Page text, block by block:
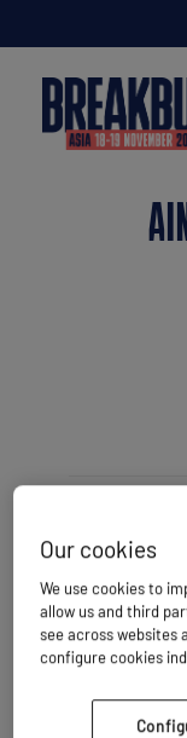
月，是一家
非独家全球
谷，自2003
网络覆盖100
格筛选、信
运、空运及
促进合作、
多元化的多
Our cookies
We use cookies to
allow us and third
see across websites
configure cookies